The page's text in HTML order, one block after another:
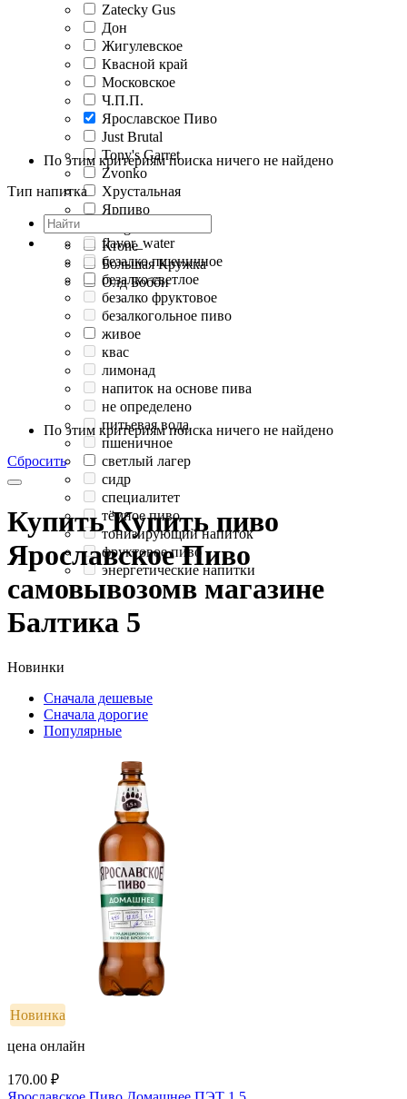
Zatecky Gus
Дон
Жигулевское
Квасной край
Московское
Ч.П.П.
Ярославское Пиво
Just Brutal
Tony's Garret
Zvonko
Хрустальная
Ярпиво
Krone
Большая Кружка
Олд Бобби
По этим критериям поиска ничего не найдено
Тип напитка
flavor_water
безалко пшеничное
безалко светлое
безалко фруктовое
безалкогольное пиво
живое
квас
лимонад
напиток на основе пива
не определено
питьевая вода
пшеничное
светлый лагер
сидр
специалитет
тёмное пиво
тонизирующий напиток
фруктовое пиво
энергетические напитки
По этим критериям поиска ничего не найдено
Сбросить
КупитьКупить пиво
Ярославское Пиво
самовывозомв магазине
Балтика 5
Новинки
Сначала дешевые
Сначала дорогие
Популярные
Новинка
цена онлайн
170.00 ₽